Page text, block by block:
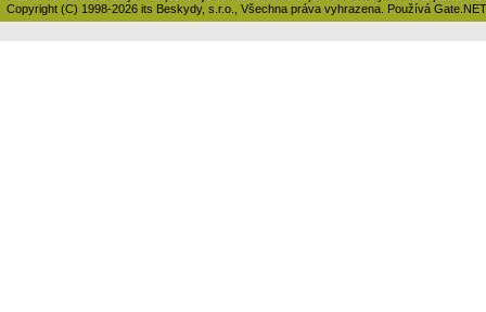
Copyright (C) 1998-2026 its Beskydy, s.r.o., Všechna práva vyhrazena. Používá